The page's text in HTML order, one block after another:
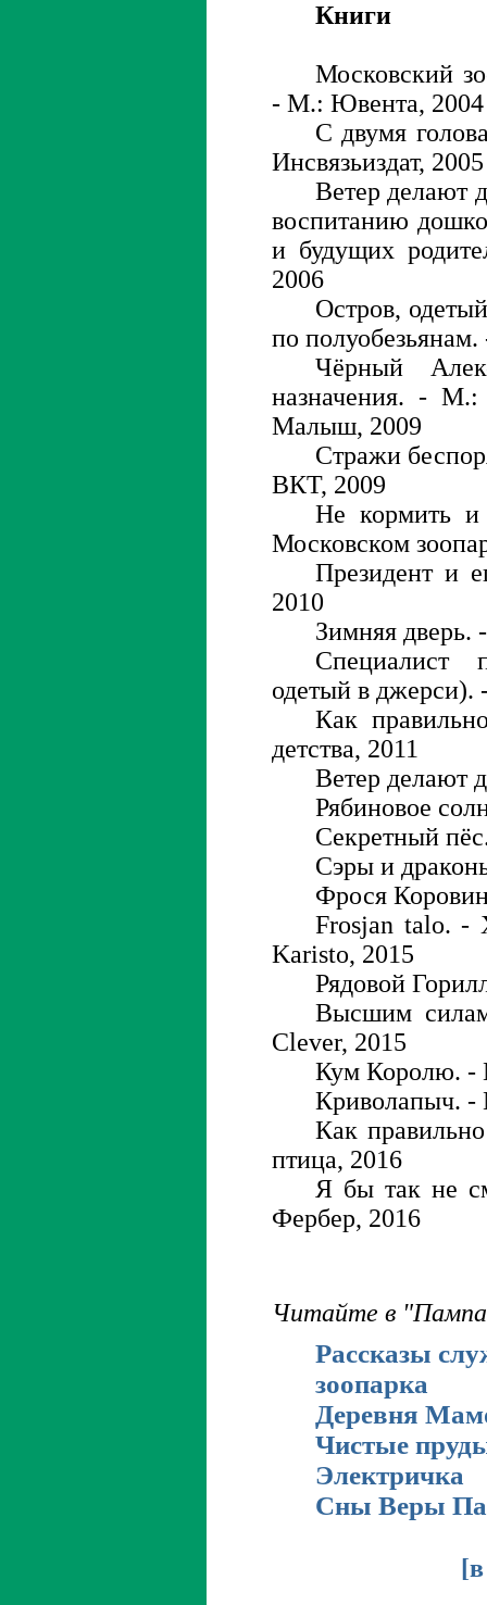
Книги
Московский
- М.: Ювента, 2004
С двумя
Инсвязьиздат, 2005
Ветер делают
воспитанию
и будущих
2006
Остров,
по
Чёрный
назначения. -
Малыш, 2009
Стражи
ВКТ, 2009
Не кормить и
Московском
Президент и
2010
Зимняя дверь.
Специалист
одетый в
Как
детства, 2011
Ветер делают
Рябиновое
Секретный
Сэры и
Фрося
Frosjan talo. -
Karisto, 2015
Рядовой
Высшим
Clever, 2015
Кум Королю. -
Криволапыч. -
Как
птица, 2016
Я бы так не
Фербер, 2016
Читайте в
Рассказы
зоопарка
Деревня
Чистые
Электричка
Сны Веры
[